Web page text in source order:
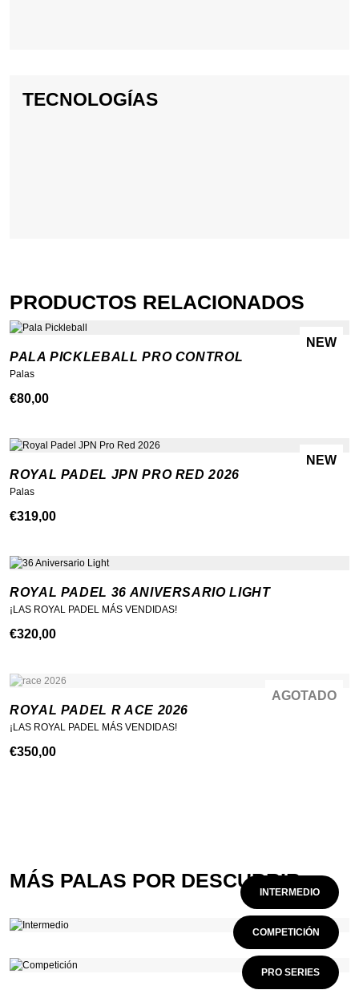
TECNOLOGÍAS
PRODUCTOS RELACIONADOS
NEW
PALA PICKLEBALL PRO CONTROL
Palas
€80,00
NEW
ROYAL PADEL JPN PRO RED 2026
Palas
€319,00
ROYAL PADEL 36 ANIVERSARIO LIGHT
¡LAS ROYAL PADEL MÁS VENDIDAS!
€320,00
NEW
AGOTADO
ROYAL PADEL R ACE 2026
¡LAS ROYAL PADEL MÁS VENDIDAS!
€350,00
MÁS PALAS POR DESCUBRIR
INTERMEDIO
COMPETICIÓN
PRO SERIES